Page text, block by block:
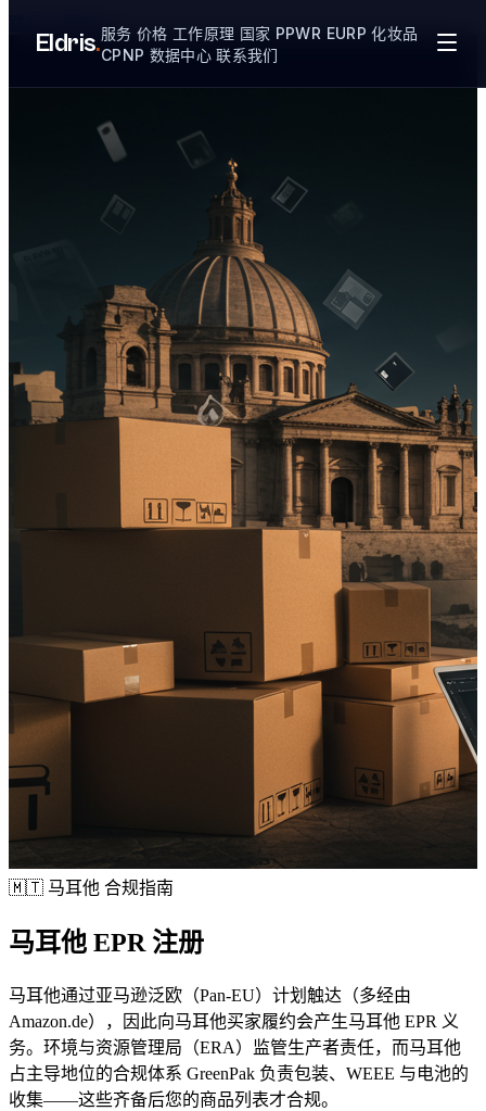
跳至主要内容
Eldris.服务 价格 工作原理 国家 PPWR EURP化妆品
CPNP 数据中心联系我们
🇲🇹 马耳他 合规指南
马耳他 EPR 注册
马耳他通过亚马逊泛欧（Pan-EU）计划触达（多经由
Amazon.de），因此向马耳他买家履约会产生马耳他 EPR 义
务。环境与资源管理局（ERA）监管生产者责任，而马耳他
占主导地位的合规体系 GreenPak 负责包装、WEEE 与电池的
收集——这些齐备后您的商品列表才合规。